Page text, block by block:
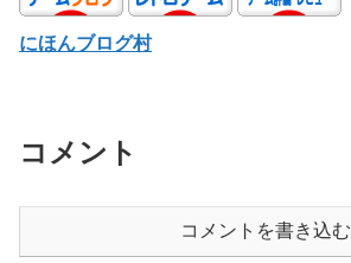
にほんブログ村
コメント
コメントを書き込む